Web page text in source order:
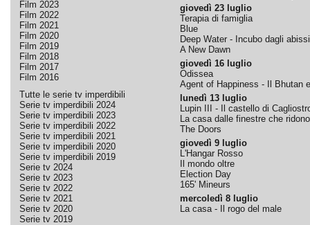
Film 2023
Film 2022
Film 2021
Film 2020
Film 2019
Film 2018
Film 2017
Film 2016
Tutte le serie tv imperdibili
Serie tv imperdibili 2024
Serie tv imperdibili 2023
Serie tv imperdibili 2022
Serie tv imperdibili 2021
Serie tv imperdibili 2020
Serie tv imperdibili 2019
Serie tv 2024
Serie tv 2023
Serie tv 2022
Serie tv 2021
Serie tv 2020
Serie tv 2019
giovedì 23 luglio
Terapia di famiglia
Blue
Deep Water - Incubo dagli abissi
A New Dawn
giovedì 16 luglio
Odissea
Agent of Happiness - Il Bhutan
lunedì 13 luglio
Lupin III - Il castello di
La casa dalle finestre che ridono
The Doors
giovedì 9 luglio
L'Hangar Rosso
Il mondo oltre
Election Day
165' Mineurs
mercoledì 8 luglio
La casa - Il rogo del male